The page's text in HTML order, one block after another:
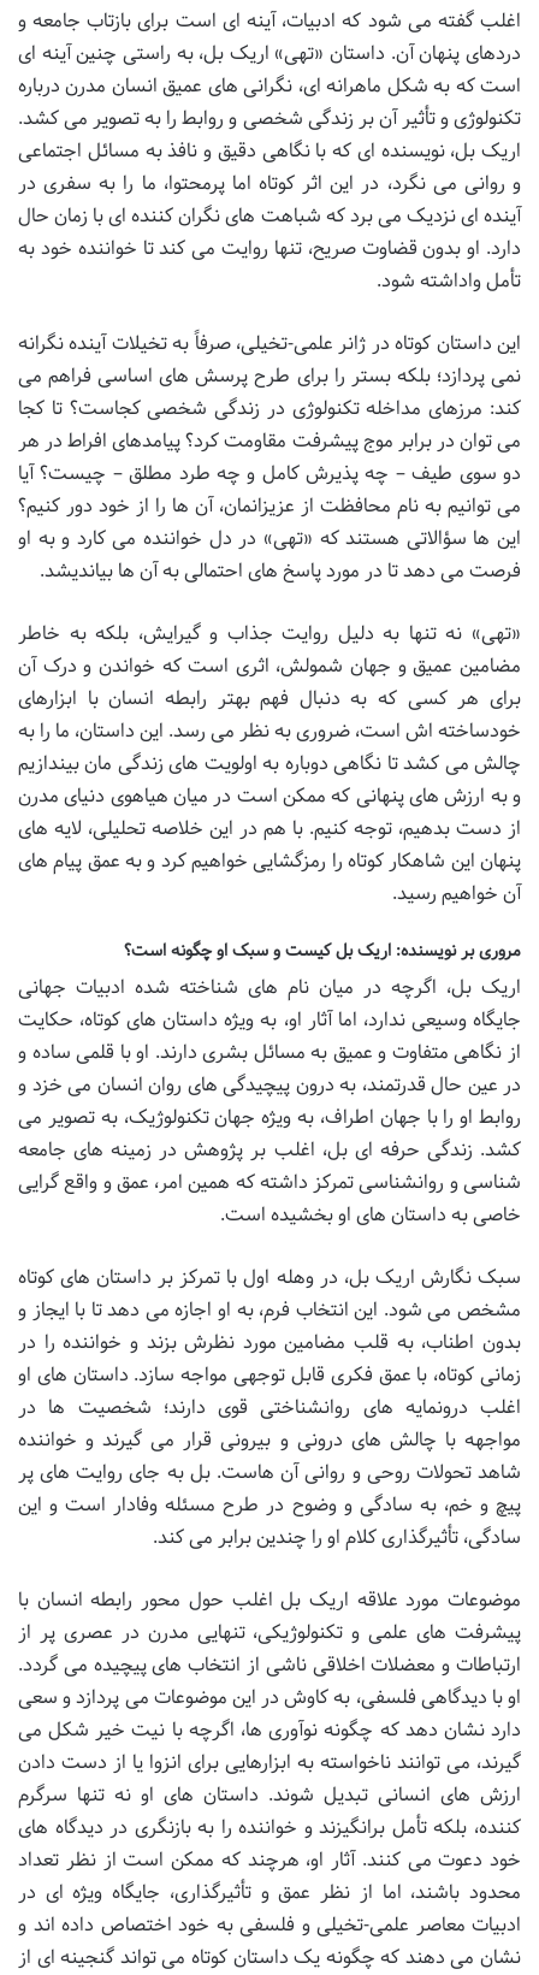
اغلب گفته می شود که ادبیات، آینه ای است برای بازتاب جامعه و
دردهای پنهان آن. داستان «تهی» اریک بل، به راستی چنین آینه ای
است که به شکل ماهرانه ای، نگرانی های عمیق انسان مدرن درباره
تکنولوژی و تأثیر آن بر زندگی شخصی و روابط را به تصویر می کشد.
اریک بل، نویسنده ای که با نگاهی دقیق و نافذ به مسائل اجتماعی
و روانی می نگرد، در این اثر کوتاه اما پرمحتوا، ما را به سفری در
آینده ای نزدیک می برد که شباهت های نگران کننده ای با زمان حال
دارد. او بدون قضاوت صریح، تنها روایت می کند تا خواننده خود به
تأمل واداشته شود.
این داستان کوتاه در ژانر علمی-تخیلی، صرفاً به تخیلات آینده نگرانه
نمی پردازد؛ بلکه بستر را برای طرح پرسش های اساسی فراهم می
کند: مرزهای مداخله تکنولوژی در زندگی شخصی کجاست؟ تا کجا
می توان در برابر موج پیشرفت مقاومت کرد؟ پیامدهای افراط در هر
دو سوی طیف – چه پذیرش کامل و چه طرد مطلق – چیست؟ آیا
می توانیم به نام محافظت از عزیزانمان، آن ها را از خود دور کنیم؟
این ها سؤالاتی هستند که «تهی» در دل خواننده می کارد و به او
فرصت می دهد تا در مورد پاسخ های احتمالی به آن ها بیاندیشد.
«تهی» نه تنها به دلیل روایت جذاب و گیرایش، بلکه به خاطر
مضامین عمیق و جهان شمولش، اثری است که خواندن و درک آن
برای هر کسی که به دنبال فهم بهتر رابطه انسان با ابزارهای
خودساخته اش است، ضروری به نظر می رسد. این داستان، ما را به
چالش می کشد تا نگاهی دوباره به اولویت های زندگی مان بیندازیم
و به ارزش های پنهانی که ممکن است در میان هیاهوی دنیای مدرن
از دست بدهیم، توجه کنیم. با هم در این خلاصه تحلیلی، لایه های
پنهان این شاهکار کوتاه را رمزگشایی خواهیم کرد و به عمق پیام های
آن خواهیم رسید.
مروری بر نویسنده: اریک بل کیست و سبک او چگونه است؟
اریک بل، اگرچه در میان نام های شناخته شده ادبیات جهانی
جایگاه وسیعی ندارد، اما آثار او، به ویژه داستان های کوتاه، حکایت
از نگاهی متفاوت و عمیق به مسائل بشری دارند. او با قلمی ساده و
در عین حال قدرتمند، به درون پیچیدگی های روان انسان می خزد و
روابط او را با جهان اطراف، به ویژه جهان تکنولوژیک، به تصویر می
کشد. زندگی حرفه ای بل، اغلب بر پژوهش در زمینه های جامعه
شناسی و روانشناسی تمرکز داشته که همین امر، عمق و واقع گرایی
خاصی به داستان های او بخشیده است.
سبک نگارش اریک بل، در وهله اول با تمرکز بر داستان های کوتاه
مشخص می شود. این انتخاب فرم، به او اجازه می دهد تا با ایجاز و
بدون اطناب، به قلب مضامین مورد نظرش بزند و خواننده را در
زمانی کوتاه، با عمق فکری قابل توجهی مواجه سازد. داستان های او
اغلب درونمایه های روانشناختی قوی دارند؛ شخصیت ها در
مواجهه با چالش های درونی و بیرونی قرار می گیرند و خواننده
شاهد تحولات روحی و روانی آن هاست. بل به جای روایت های پر
پیچ و خم، به سادگی و وضوح در طرح مسئله وفادار است و این
سادگی، تأثیرگذاری کلام او را چندین برابر می کند.
موضوعات مورد علاقه اریک بل اغلب حول محور رابطه انسان با
پیشرفت های علمی و تکنولوژیکی، تنهایی مدرن در عصری پر از
ارتباطات و معضلات اخلاقی ناشی از انتخاب های پیچیده می گردد.
او با دیدگاهی فلسفی، به کاوش در این موضوعات می پردازد و سعی
دارد نشان دهد که چگونه نوآوری ها، اگرچه با نیت خیر شکل می
گیرند، می توانند ناخواسته به ابزارهایی برای انزوا یا از دست دادن
ارزش های انسانی تبدیل شوند. داستان های او نه تنها سرگرم
کننده، بلکه تأمل برانگیزند و خواننده را به بازنگری در دیدگاه های
خود دعوت می کنند. آثار او، هرچند که ممکن است از نظر تعداد
محدود باشند، اما از نظر عمق و تأثیرگذاری، جایگاه ویژه ای در
ادبیات معاصر علمی-تخیلی و فلسفی به خود اختصاص داده اند و
نشان می دهند که چگونه یک داستان کوتاه می تواند گنجینه ای از